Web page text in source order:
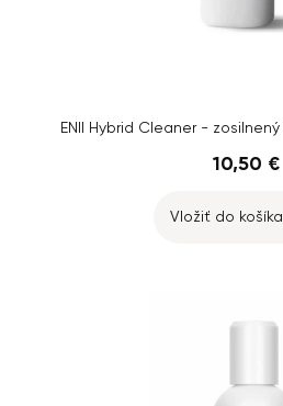
10,50 €
Vložiť do košíka